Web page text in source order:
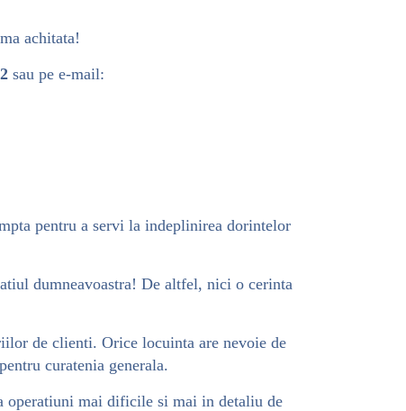
achitata!
sau pe e-mail:
pentru a servi la indeplinirea dorintelor
dumneavoastra! De altfel, nici o cerinta
de clienti. Orice locuinta are nevoie de
curatenia generala.
operatiuni mai dificile si mai in detaliu de